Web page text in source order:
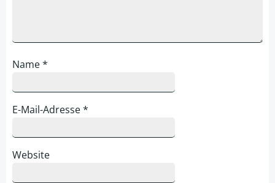
Name*
E-Mail-Adresse*
Website